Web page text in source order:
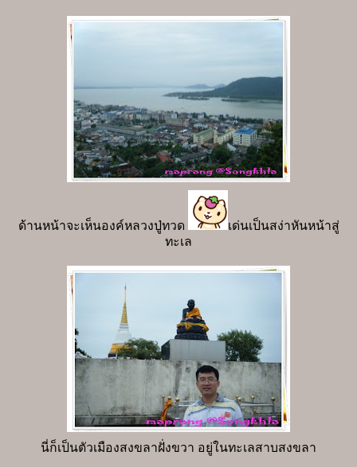
ด้านหน้าจะเห็นองค์หลวงปู่ทวด
เด่นเป็นสง่าหันหน้าสู่
ทะเล
นี่ก็เป็นตัวเมืองสงขลาฝั่งขวา อยู่ในทะเลสาบสงขลา